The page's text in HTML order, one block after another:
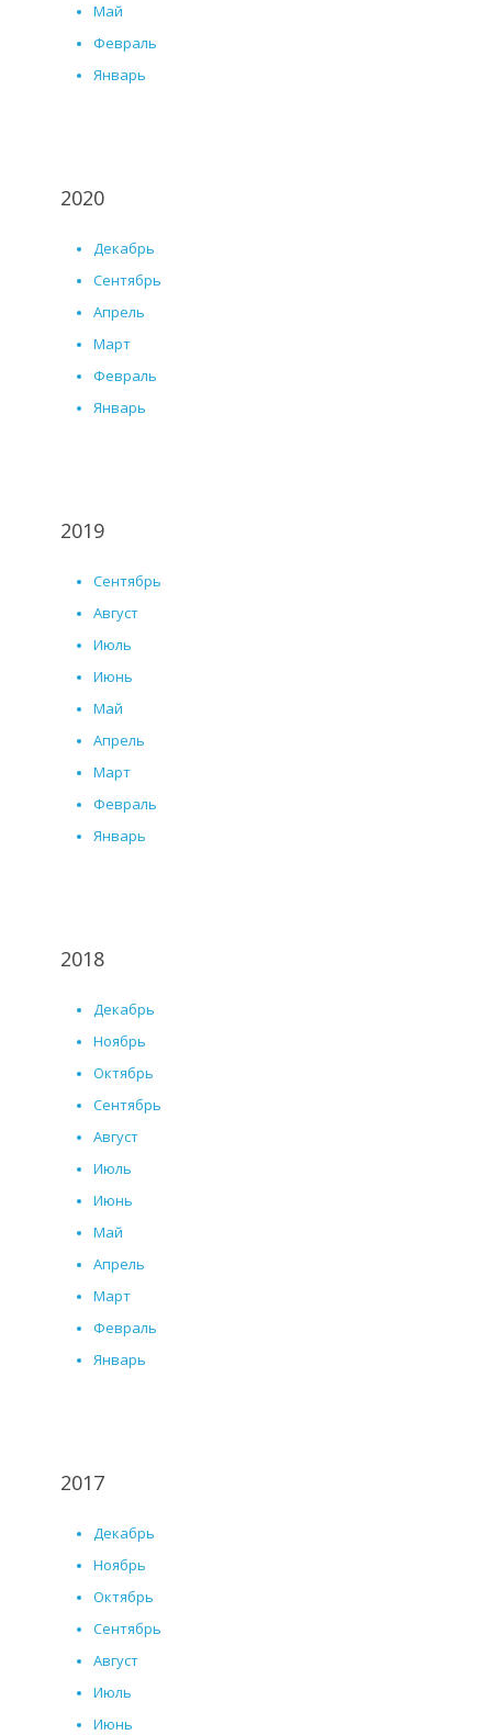
Май
Февраль
Январь
2020
Декабрь
Сентябрь
Апрель
Март
Февраль
Январь
2019
Сентябрь
Август
Июль
Июнь
Май
Апрель
Март
Февраль
Январь
2018
Декабрь
Ноябрь
Октябрь
Сентябрь
Август
Июль
Июнь
Май
Апрель
Март
Февраль
Январь
2017
Декабрь
Ноябрь
Октябрь
Сентябрь
Август
Июль
Июнь